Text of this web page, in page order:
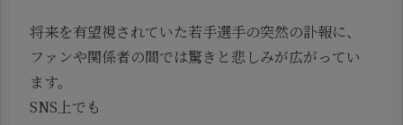
将来を有望視されていた若手選手の突然の訃報に、
ファンや関係者の間では驚きと悲しみが広がってい
ます。
SNS上でも